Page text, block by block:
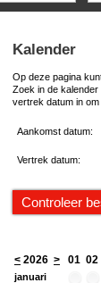
Kalender
Op deze pagina
Zoek in de
vertrek datum in
Aankomst datum:
Vertrek datum:
< 2026 > 01 02
januari